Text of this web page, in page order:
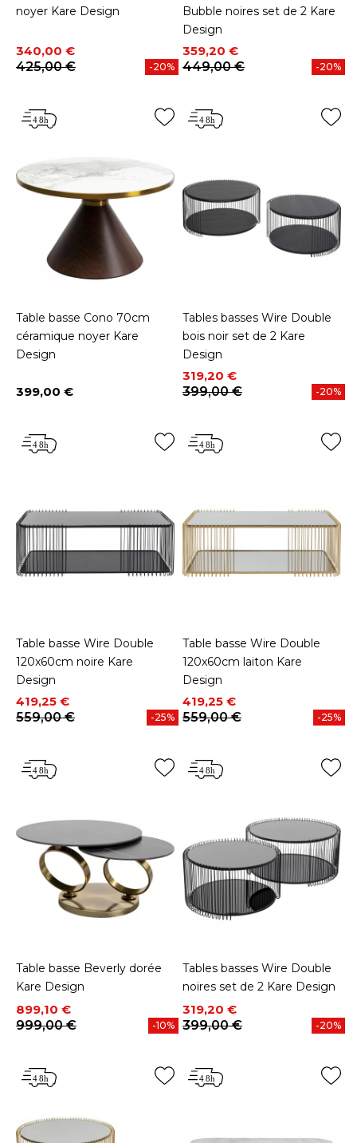
noyer Kare Design
Prix
340,00 €
Prix de base
425,00 €
-20%
Bubble noires set de 2 Kare
Design
Prix
359,20 €
Prix de base
449,00 €
-20%
Table basse Cono 70cm
céramique noyer Kare
Design
Prix
399,00 €
Tables basses Wire Double
bois noir set de 2 Kare
Design
Prix
319,20 €
Prix de base
399,00 €
-20%
Table basse Wire Double
120x60cm noire Kare
Design
Prix
419,25 €
Prix de base
559,00 €
-25%
Table basse Wire Double
120x60cm laiton Kare
Design
Prix
419,25 €
Prix de base
559,00 €
-25%
Table basse Beverly dorée
Kare Design
Prix
899,10 €
Prix de base
999,00 €
-10%
Tables basses Wire Double
noires set de 2 Kare Design
Prix
319,20 €
Prix de base
399,00 €
-20%